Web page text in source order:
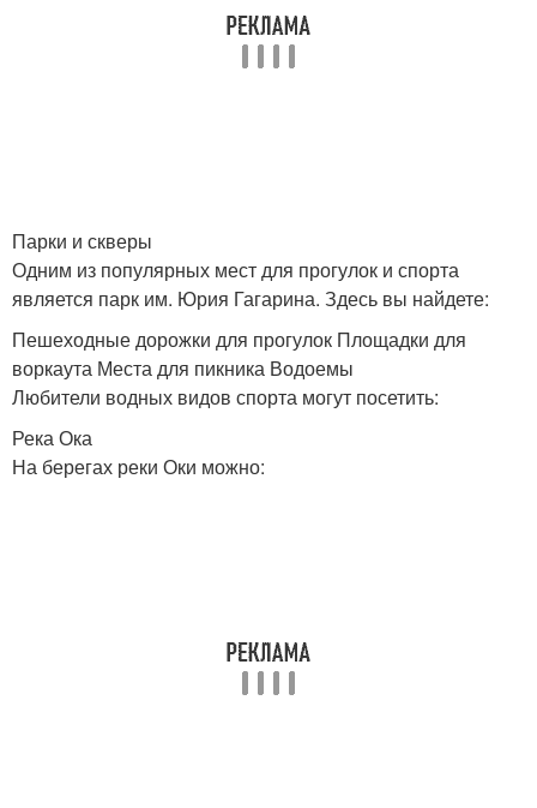
Парки и скверы
Одним из популярных мест для прогулок и спорта
является парк им. Юрия Гагарина. Здесь вы найдете:
Пешеходные дорожки для прогулок Площадки для
воркаута Места для пикника Водоемы
Любители водных видов спорта могут посетить:
Река Ока
На берегах реки Оки можно: